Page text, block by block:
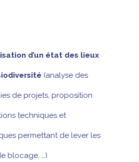
d’un état des lieux
(analyse des
de projets, proposition
techniques et
permettant de lever les
blocage, …)